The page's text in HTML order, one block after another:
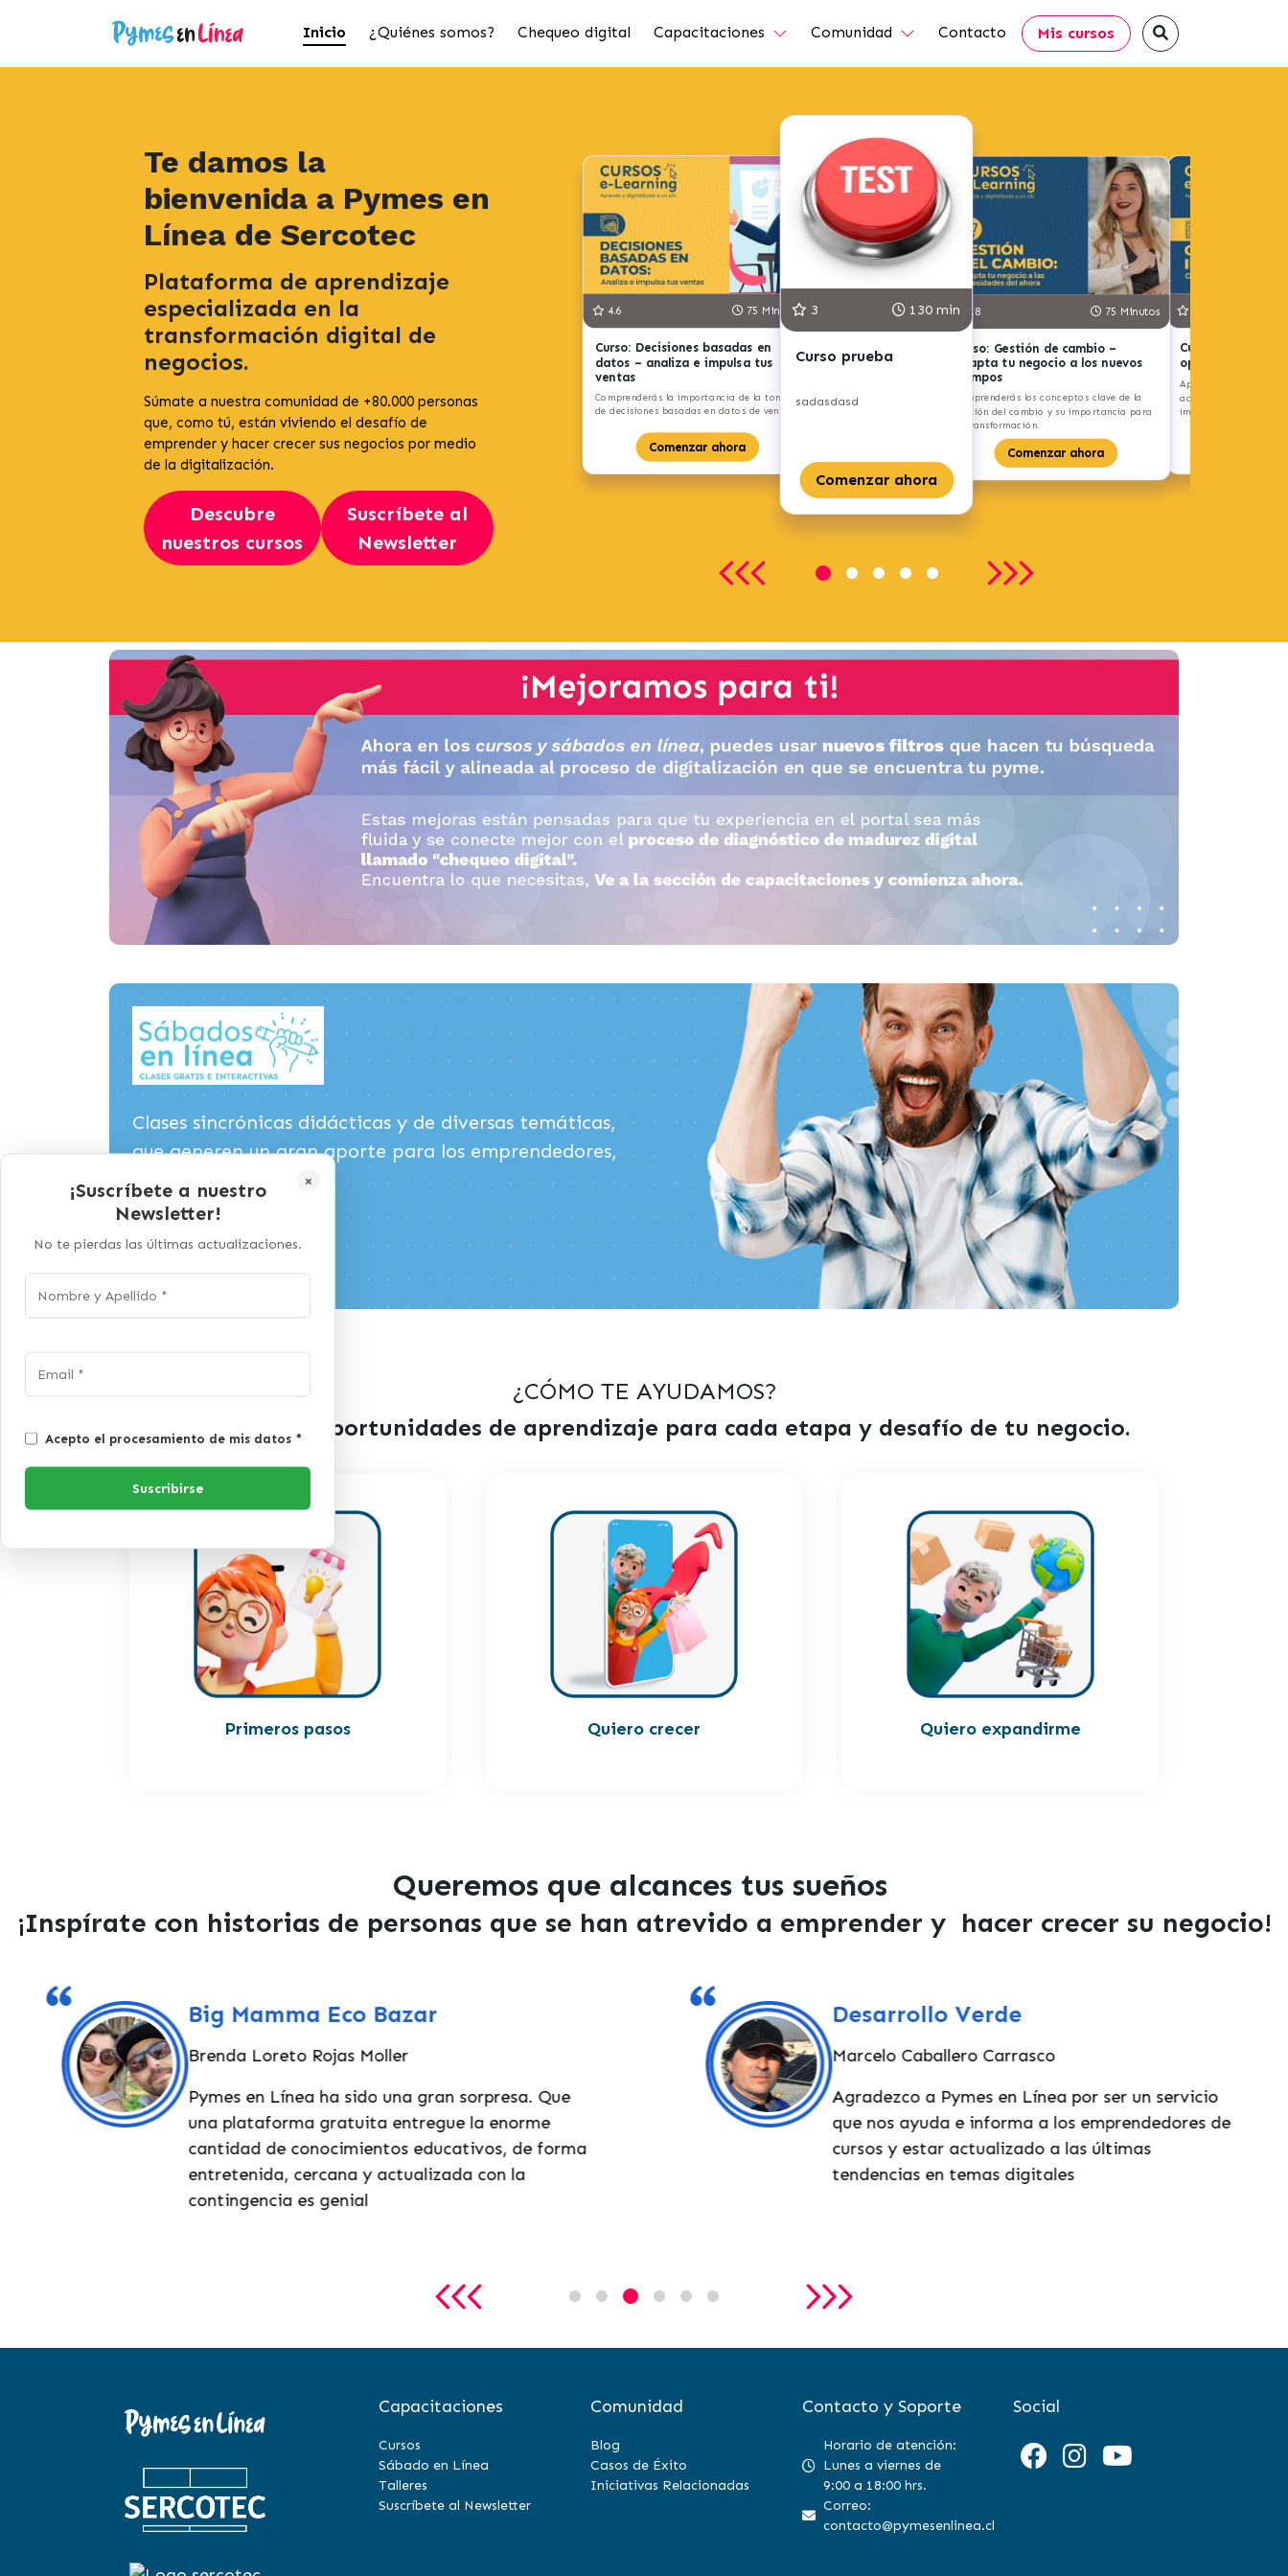
Inicio ¿Quiénes somos? Chequeo digital Capacitaciones Comunidad Contacto Mis cursos
Te damos la
bienvenida a Pymes en
Línea de Sercotec
Plataforma de aprendizaje
especializada en la
transformación digital de
negocios.
Súmate a nuestra comunidad de +80.000 personas
que, como tú, están viviendo el desafío de
emprender y hacer crecer sus negocios por medio
de la digitalización.
Descubre
nuestros cursos
Suscríbete al
Newsletter
3 130 min
Curso prueba
sadasdasd
Comenzar ahora
3.8 75 Minutos
Curso: Gestión de cambio –
adapta tu negocio a los nuevos
tiempos
Comprenderás los conceptos clave de la
gestión del cambio y su importancia para
la transformación.
Comenzar ahora
Curso: Gestiona
optimiza tus
Aprenderás los
administración de
importancia para tu
4.6 75 Minutos
Curso: Decisiones basadas en
datos – analiza e impulsa tus
ventas
Comprenderás la importancia de la toma
de decisiones basadas en datos de venta.
Comenzar ahora
Clases sincrónicas didácticas y de diversas temáticas,
que generen un gran aporte para los emprendedores,
totalmente gratuitas.
Más información
¿CÓMO TE AYUDAMOS?
Te ofrecemos oportunidades de aprendizaje para cada etapa y desafío de tu negocio.
Primeros pasos Quiero crecer Quiero expandirme
Queremos que alcances tus sueños
¡Inspírate con historias de personas que se han atrevido a emprender y hacer crecer su negocio!
Big Mamma Eco Bazar
Brenda Loreto Rojas Moller
Pymes en Línea ha sido una gran sorpresa. Que
una plataforma gratuita entregue la enorme
cantidad de conocimientos educativos, de forma
entretenida, cercana y actualizada con la
contingencia es genial
Desarrollo Verde
Marcelo Caballero Carrasco
Agradezco a Pymes en Línea por ser un servicio
que nos ayuda e informa a los emprendedores de
cursos y estar actualizado a las últimas
tendencias en temas digitales
Capacitaciones
Cursos
Sábado en Línea
Talleres
Suscríbete al Newsletter
Comunidad
Blog
Casos de Éxito
Iniciativas Relacionadas
Contacto y Soporte
Horario de atención:
Lunes a viernes de
9:00 a 18:00 hrs.
Correo:
contacto@pymesenlinea.cl
Social
×
¡Suscríbete a nuestro
Newsletter!
No te pierdas las últimas actualizaciones.
Acepto el procesamiento de mis datos *
Suscribirse